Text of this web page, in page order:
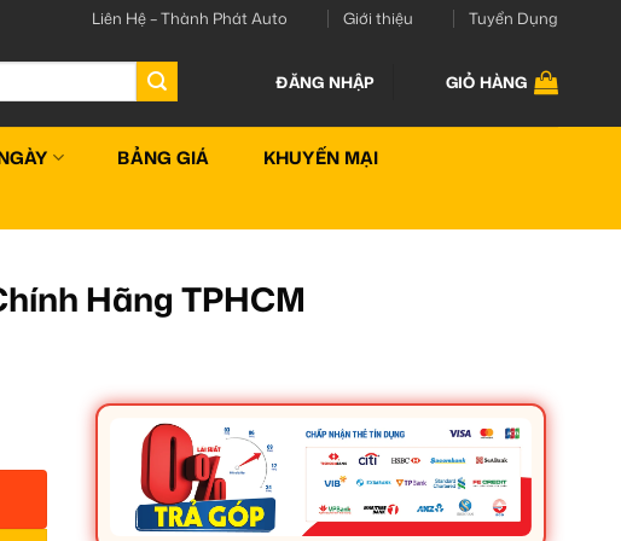
Liên Hệ – Thành Phát Auto Giới thiệu Tuyển Dụng
ĐĂNG NHẬP GIỎ HÀNG
BẢNG GIÁ KHUYẾN MẠI
Hãng TPHCM